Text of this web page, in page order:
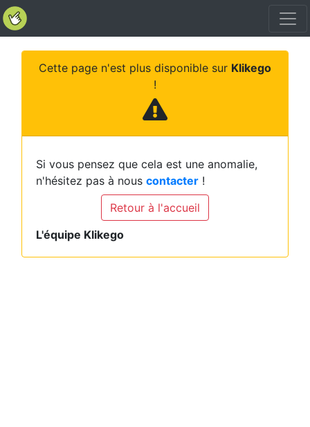
Cette page n'est plus disponible sur Klikego
!
Si vous pensez que cela est une anomalie,
n'hésitez pas à nous contacter !
Retour à l'accueil
L'équipe Klikego